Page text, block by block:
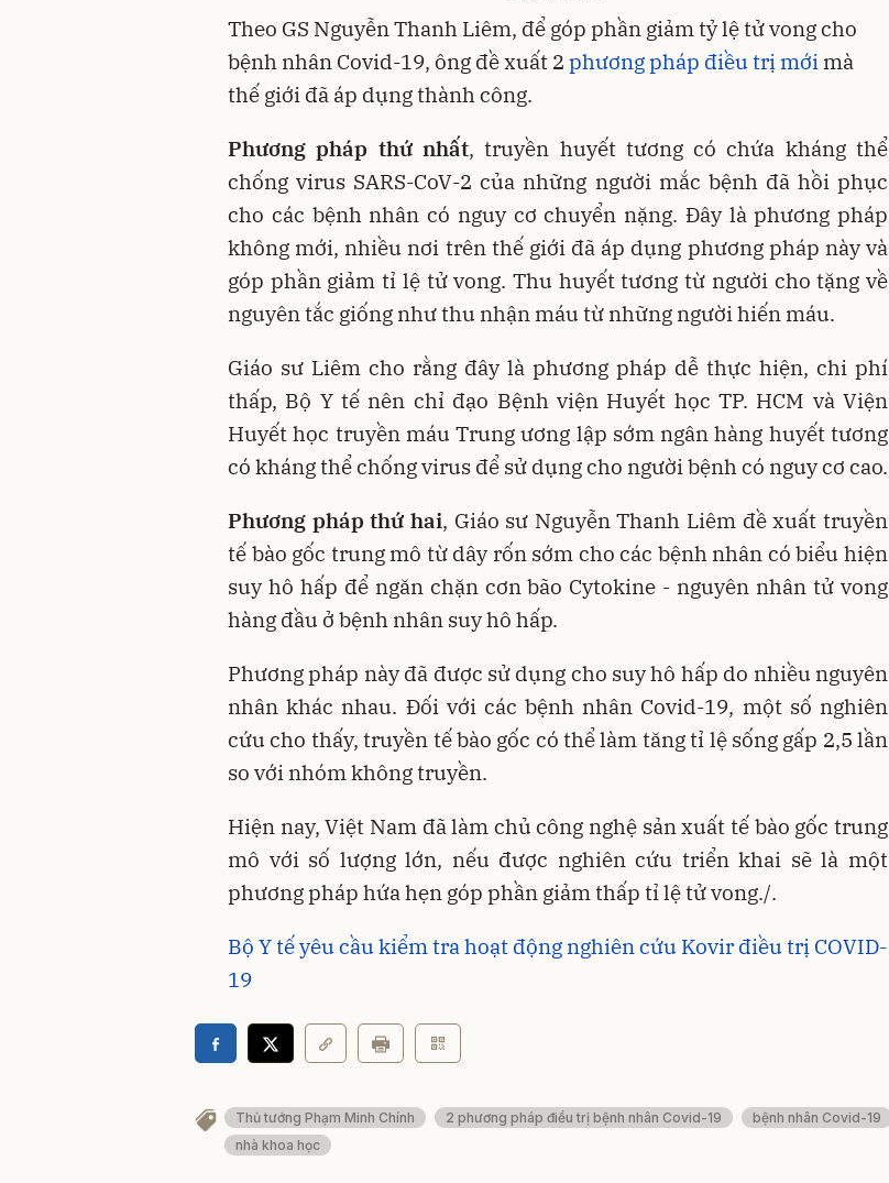
Theo GS Nguyễn Thanh Liêm, để góp phần giảm tỷ lệ tử vong cho
bệnh nhân Covid-19, ông đề xuất 2 phương pháp điều trị mới mà
thế giới đã áp dụng thành công.
Phương pháp thứ nhất, truyền huyết tương có chứa kháng thể
chống virus SARS-CoV-2 của những người mắc bệnh đã hồi phục
cho các bệnh nhân có nguy cơ chuyển nặng. Đây là phương pháp
không mới, nhiều nơi trên thế giới đã áp dụng phương pháp này và
góp phần giảm tỉ lệ tử vong. Thu huyết tương từ người cho tặng về
nguyên tắc giống như thu nhận máu từ những người hiến máu.
Giáo sư Liêm cho rằng đây là phương pháp dễ thực hiện, chi phí
thấp, Bộ Y tế nên chỉ đạo Bệnh viện Huyết học TP. HCM và Viện
Huyết học truyền máu Trung ương lập sớm ngân hàng huyết tương
có kháng thể chống virus để sử dụng cho người bệnh có nguy cơ cao.
Phương pháp thứ hai, Giáo sư Nguyễn Thanh Liêm đề xuất truyền
tế bào gốc trung mô từ dây rốn sớm cho các bệnh nhân có biểu hiện
suy hô hấp để ngăn chặn cơn bão Cytokine - nguyên nhân tử vong
hàng đầu ở bệnh nhân suy hô hấp.
Phương pháp này đã được sử dụng cho suy hô hấp do nhiều nguyên
nhân khác nhau. Đối với các bệnh nhân Covid-19, một số nghiên
cứu cho thấy, truyền tế bào gốc có thể làm tăng tỉ lệ sống gấp 2,5 lần
so với nhóm không truyền.
Hiện nay, Việt Nam đã làm chủ công nghệ sản xuất tế bào gốc trung
mô với số lượng lớn, nếu được nghiên cứu triển khai sẽ là một
phương pháp hứa hẹn góp phần giảm thấp tỉ lệ tử vong./.
Bộ Y tế yêu cầu kiểm tra hoạt động nghiên cứu Kovir điều trị COVID-
19
Thủ tướng Phạm Minh Chính 2 phương pháp điều trị bệnh nhân Covid-19
bệnh nhân Covid-19
nhà khoa học